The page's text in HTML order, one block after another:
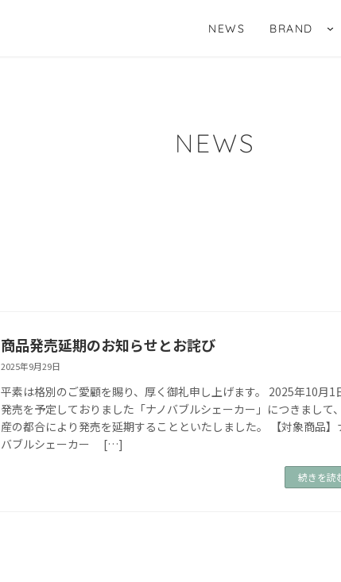
NEWS BRAND
NEWS
商品発売延期のお知らせとお詫び
2025年9月29日
平素は格別のご愛顧を賜り、厚く御礼申し上げます。 2025年10月1
発売を予定しておりました「ナノバブルシェーカー」につきまして
産の都合により発売を延期することといたしました。 【対象商品】
バブルシェーカー […]
続きを読